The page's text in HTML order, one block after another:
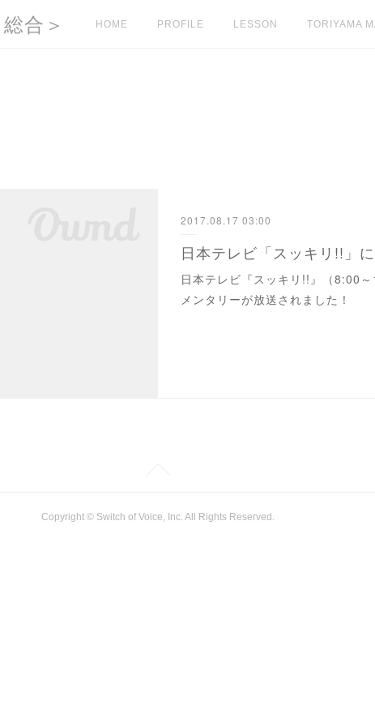
合＞ HOME PROFILE LESSON TORIYAMA
2017.08.17 03:00
日本テレビ『スッキリ!!』（8:00
メンタリーが放送されました！
Copyright © Switch of Voice, Inc. All Rights Reserved.